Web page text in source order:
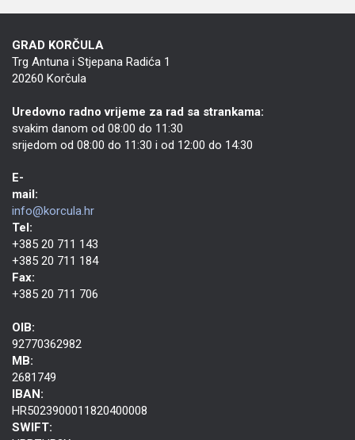
GRAD KORČULA
Trg Antuna i Stjepana Radića 1
20260 Korčula
Uredovno radno vrijeme za rad sa strankama:
svakim danom od 08:00 do 11:30
srijedom od 08:00 do 11:30 i od 12:00 do 14:30
E-
mail:
info@korcula.hr
Tel:
+385 20 711 143
+385 20 711 184
Fax:
+385 20 711 706
OIB:
92770362982
MB:
2681749
IBAN:
HR5023900011820400008
SWIFT: